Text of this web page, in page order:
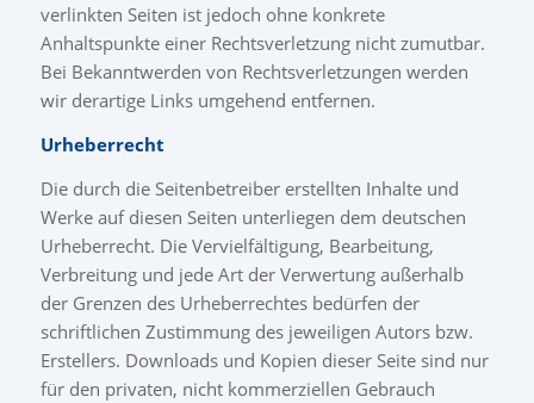
verlinkten Seiten ist jedoch ohne konkrete
Anhaltspunkte einer Rechtsverletzung nicht zumutbar.
Bei Bekanntwerden von Rechtsverletzungen werden
wir derartige Links umgehend entfernen.
Urheberrecht
Die durch die Seitenbetreiber erstellten Inhalte und
Werke auf diesen Seiten unterliegen dem deutschen
Urheberrecht. Die Vervielfältigung, Bearbeitung,
Verbreitung und jede Art der Verwertung außerhalb
der Grenzen des Urheberrechtes bedürfen der
schriftlichen Zustimmung des jeweiligen Autors bzw.
Erstellers. Downloads und Kopien dieser Seite sind nur
für den privaten, nicht kommerziellen Gebrauch